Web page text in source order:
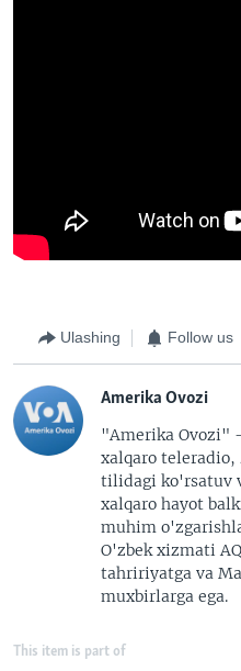
Ulashing Follow us
Amerika Ovozi
"Amerika Ovozi"
xalqaro teleradio,
tilidagi ko'rsatuv
xalqaro hayot
muhim
O'zbek xizmati
tahririyatga va
muxbirlarga ega.
This item is part of